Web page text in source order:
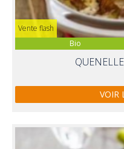
Bio
Vente flash
VOIR